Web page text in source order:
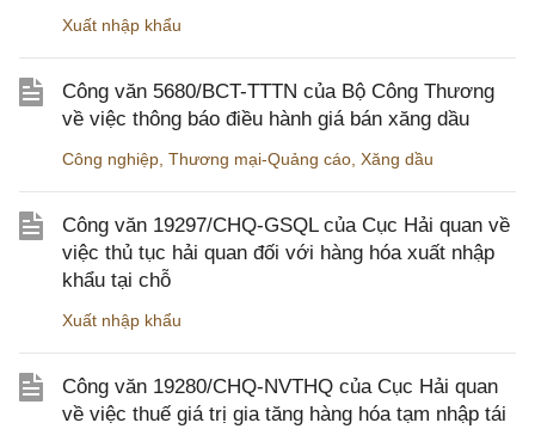
Xuất nhập khẩu
Công văn 5680/BCT-TTTN của Bộ Công Thương
về việc thông báo điều hành giá bán xăng dầu
Công nghiệp Thương mại-Quảng cáo Xăng dầu
Công văn 19297/CHQ-GSQL của Cục Hải quan về
việc thủ tục hải quan đối với hàng hóa xuất nhập
khẩu tại chỗ
Xuất nhập khẩu
Công văn 19280/CHQ-NVTHQ của Cục Hải quan
về việc thuế giá trị gia tăng hàng hóa tạm nhập tái